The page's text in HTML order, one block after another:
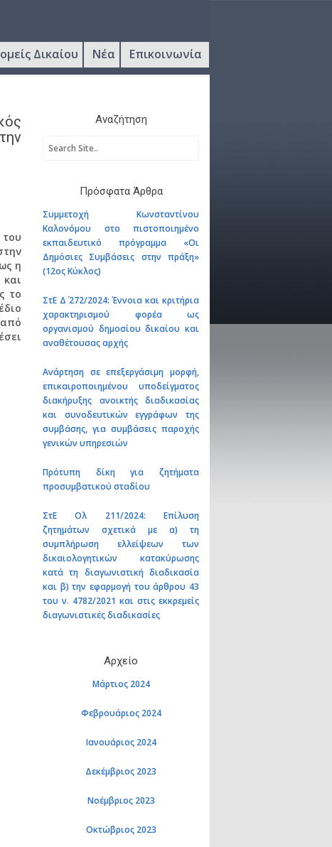
Δικαίου Νέα Επικοινωνία
η
το
Αναζήτηση
Πρόσφατα Άρθρα
Συμμετοχή Κωνσταντίνου
Καλονόμου στο πιστοποιημένο
εκπαιδευτικό πρόγραμμα «Οι
Δημόσιες Συμβάσεις στην πράξη»
(12ος Κύκλος)
ΣτΕ Δ΄ 272/2024: Έννοια και κριτήρια
χαρακτηρισμού φορέα ως
οργανισμού δημοσίου δικαίου και
αναθέτουσας αρχής
Ανάρτηση σε επεξεργάσιμη μορφή,
επικαιροποιημένου υποδείγματος
διακήρυξης ανοικτής διαδικασίας
και συνοδευτικών εγγράφων της
συμβάσης, για συμβάσεις παροχής
γενικών υπηρεσιών
Πρότυπη δίκη για ζητήματα
προσυμβατικού σταδίου
ΣτΕ Ολ 211/2024: Επίλυση
ζητημάτων σχετικά με α) τη
συμπλήρωση ελλείψεων των
δικαιολογητικών κατακύρωσης
κατά τη διαγωνιστική διαδικασία
και β) την εφαρμογή του άρθρου 43
του ν. 4782/2021 και στις εκκρεμείς
διαγωνιστικές διαδικασίες
Αρχείο
Μάρτιος 2024
Φεβρουάριος 2024
Ιανουάριος 2024
Δεκέμβριος 2023
Νοέμβριος 2023
Οκτώβριος 2023